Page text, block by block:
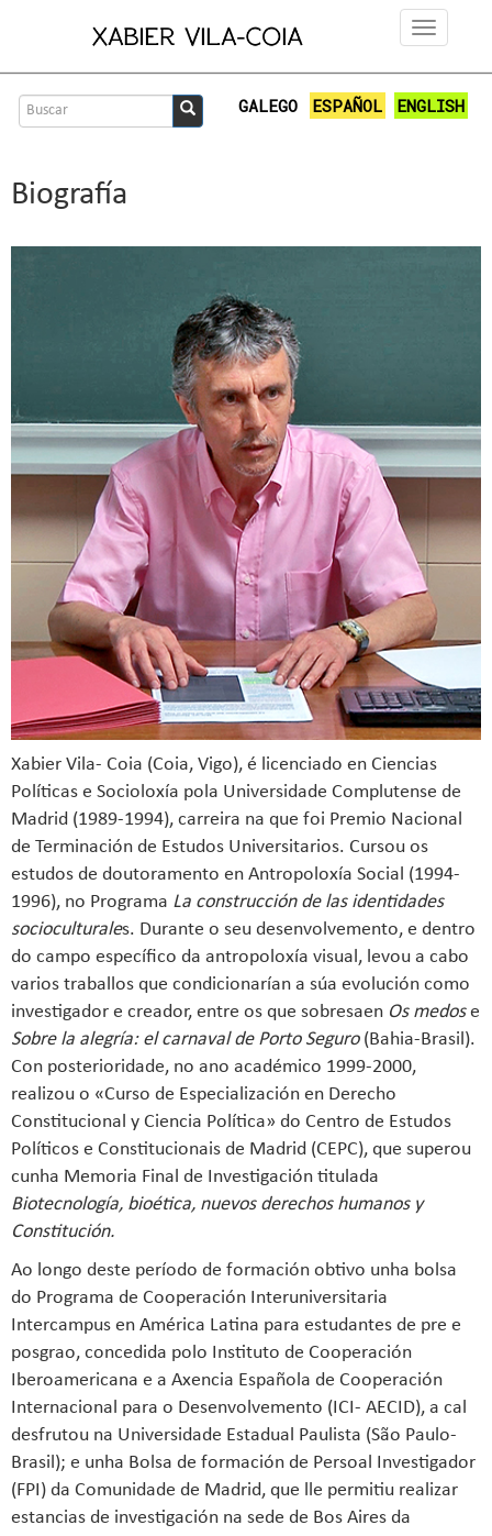
Toggle
Formulario
GALEGO ESPAÑOL ENGLISH
Biografía
Xabier Vila- Coia (Coia, Vigo), é licenciado en Ciencias
Políticas e Socioloxía pola Universidade Complutense de
Madrid (1989-1994), carreira na que foi Premio Nacional
de Terminación de Estudos Universitarios. Cursou os
estudos de doutoramento en Antropoloxía Social (1994-
1996), no Programa La construcción de las identidades
socioculturales. Durante o seu desenvolvemento, e dentro
do campo específico da antropoloxía visual, levou a cabo
varios traballos que condicionarían a súa evolución como
investigador e creador, entre os que sobresaen Os medose
Sobre la alegría: el carnaval de Porto Seguro(Bahia-Brasil).
Con posterioridade, no ano académico 1999-2000,
realizou o «Curso de Especialización en Derecho
Constitucional y Ciencia Política» do Centro de Estudos
Políticos e Constitucionais de Madrid (CEPC), que superou
cunha Memoria Final de Investigación titulada
Biotecnología, bioética, nuevos derechos humanos y
Constitución.
Ao longo deste período de formación obtivo unha bolsa
do Programa de Cooperación Interuniversitaria
Intercampus en América Latina para estudantes de pre e
posgrao, concedida polo Instituto de Cooperación
Iberoamericana e a Axencia Española de Cooperación
Internacional para o Desenvolvemento (ICI- AECID), a cal
desfrutou na Universidade Estadual Paulista (São Paulo-
Brasil); e unha Bolsa de formación de Persoal Investigador
(FPI) da Comunidade de Madrid, que lle permitiu realizar
estancias de investigación na sede de Bos Aires da